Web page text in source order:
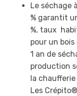
Le séchage
% garantit
%, taux
pour un
1 an de
production
la
Les